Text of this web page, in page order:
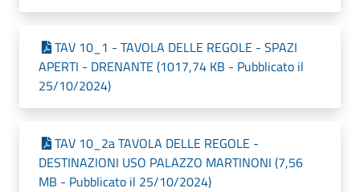
TAV 10_1 - TAVOLA DELLE REGOLE - SPAZI
APERTI - DRENANTE (1017,74 KB - Pubblicato il
25/10/2024)
TAV 10_2a TAVOLA DELLE REGOLE -
DESTINAZIONI USO PALAZZO MARTINONI (7,56
MB - Pubblicato il 25/10/2024)